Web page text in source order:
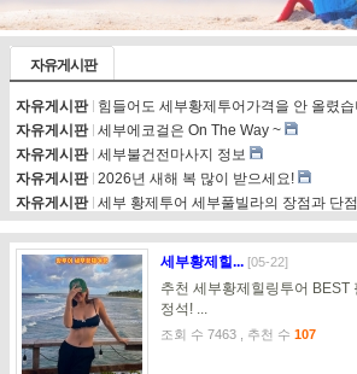
자유게시판
자유게시판
힘들어도 세부황제투어가격을 안 올렸
자유게시판 세부에코걸은 On The Way ~
자유게시판 세부불건전마사지 정보
자유게시판 2026년 새해 복 많이 받으세요!
자유게시판 세부 황제투어 세부풀빌라의 장점과 단점
세부황제힐... [05-22]
추천 세부황제힐링투어 BEST
정석! ...
조회 수 7463 , 추천 수 107